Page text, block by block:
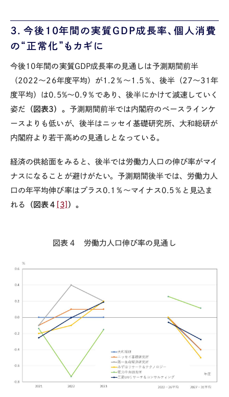
３．今後 10年間の実質GDP成長率、個人消費
の“正常化”もカギに
今後 10年間の実質GDP成長率の見通しは予測期間前半
（ 2022 ～26年度平均）が1.2 ％～ 1.5 ％、後半（ 27～31年
度平均）は0.5%～0.9 ％であり、後半にかけて減速していく
姿だ （図表3 ）。 予測期間前半では内閣府のベースラインケ
ースよりも低いが、後半はニッセイ基礎研究所、大和総研が
内閣府より若干高めの見通しとなっている。
経済の供給面をみると、後半では労働力人口の伸び率がマイ
ナスになることが避けがたい。予測期間後半では、労働力人
口の年平均伸び率はプラス 0.1 ％～マイナス 0.5 ％と見込ま
れる
（図表４ [3] ）。
図表４ 労働力人口伸び率の見通し